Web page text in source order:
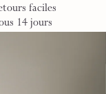
faciles
14 jours